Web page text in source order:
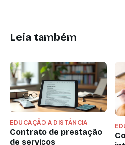
Leia também
EDUCAÇÃO A DISTÂNCIA
Contrato de prestação
de serviços